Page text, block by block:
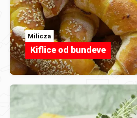
Milicza
Kiflice od bundeve